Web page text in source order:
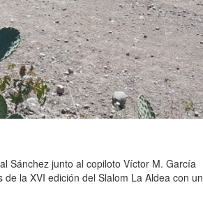
Sánchez junto al copiloto Víctor M. García
la XVI edición del Slalom La Aldea con un